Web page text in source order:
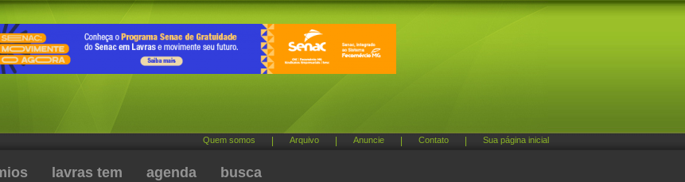
Quem somos Arquivo Anuncie Contato Sua página inicial
lavras tem agenda busca